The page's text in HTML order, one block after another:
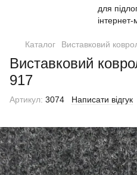
Каталог Виставковий
Виставковий
917
Артикул: 3074 Написати відгук